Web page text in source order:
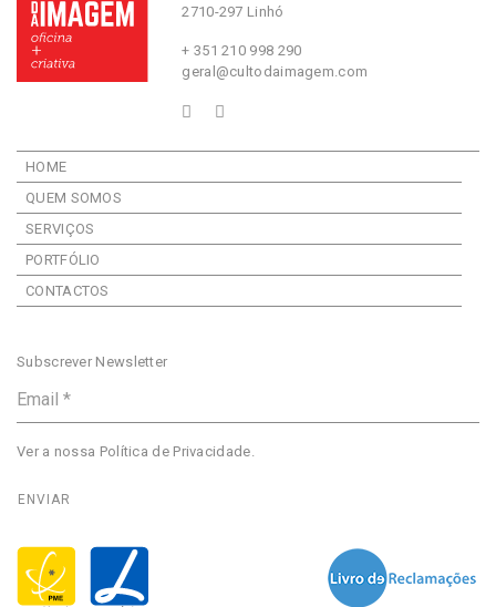
2710-297 Linhó
+ 351 210 998 290
geral@cultodaimagem.com
HOME
QUEM SOMOS
SERVIÇOS
PORTFÓLIO
CONTACTOS
Subscrever Newsletter
Ver a nossa Política de Privacidade.